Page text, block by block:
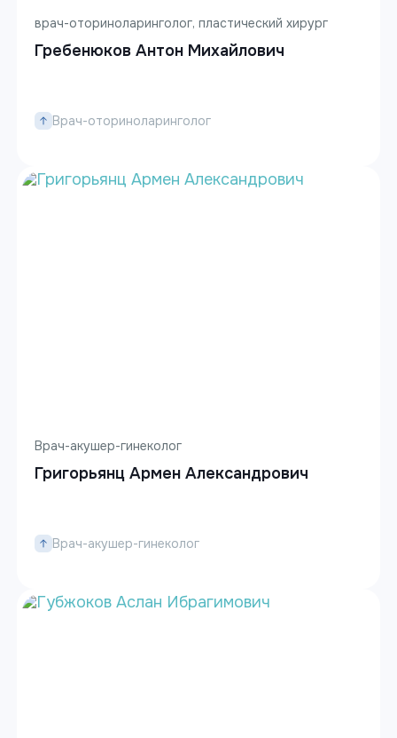
врач-оториноларинголог, пластический хирург
Гребенюков Антон Михайлович
Врач-оториноларинголог
Врач-акушер-гинеколог
Григорьянц Армен Александрович
Врач-акушер-гинеколог